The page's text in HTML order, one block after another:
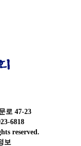
로 47-23
6818
reserved.
보